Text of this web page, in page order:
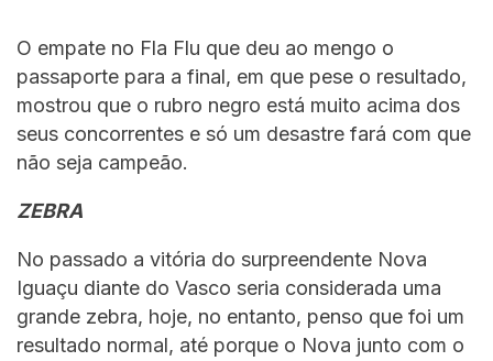
O empate no Fla Flu que deu ao mengo o
passaporte para a final, em que pese o resultado,
mostrou que o rubro negro está muito acima dos
seus concorrentes e só um desastre fará com que
não seja campeão.
ZEBRA
No passado a vitória do surpreendente Nova
Iguaçu diante do Vasco seria considerada uma
grande zebra, hoje, no entanto, penso que foi um
resultado normal, até porque o Nova junto com o